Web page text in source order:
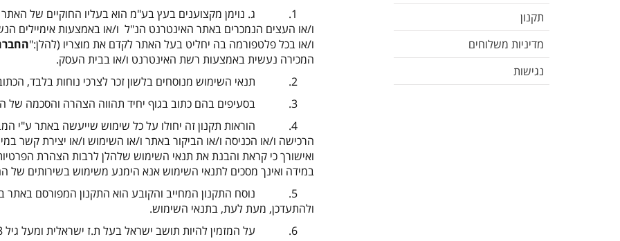
ו/או העצים הנמכרים באתר האינטרנט הנ"ל ו/או באמצעות אימיילים
ו/או בכל פלטפורמה בה יחליט בעל האתר לקדם את מוצריו (להלן:"
המכירה נעשית באמצעות רשת האינטרנט ו/או בבית העסק.
2. תנאי השימוש מנוסחים בלשון זכר לצרכי נוחות בלבד, הכתוב מתייחס לשני המינים באופן שווה.
3. בסעיפים בהם כתוב בגוף יחיד תהווה הצהרה והסכמה של המשתמש לתוכן הדברים הכתובים.
4. הוראות תקנון זה יחולו על כל שימוש שייעשה באתר ע"י המבקרים (להלן: "
הרכישה ו/או הכניסה ו/או הביקור באתר ו/או השימוש ו/או יצירת קשר
ואישורך כי קראת והבנת את תנאי השימוש שלהלן לרבות הצהרת
במידה ואינך מסכים לתנאי השימוש אנא הימנע משימוש בשירותים של
5. נוסח התקנון המחייב והקובע הוא התקנון המפורסם
ולהתעדכן, מעת לעת, בתנאי השימוש.
6. על המזמין להיות תושב ישראל בעל ת.ז ישראלית ומעל גיל 18, בעל כרטיס אשראי בתוקף.
תקנון
מדיניות משלוחים
נגישות